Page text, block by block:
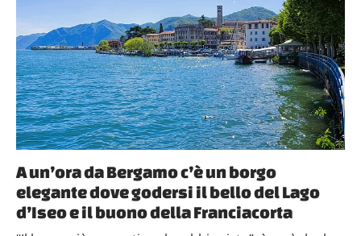
A un’ora da Bergamo c’è un borgo
elegante dove godersi il bello del Lago
d’Iseo e il buono della Franciacorta